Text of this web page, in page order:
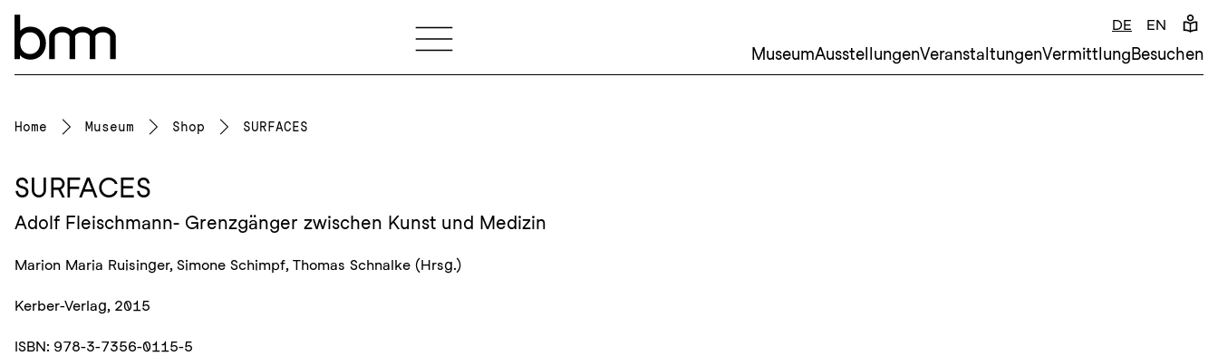
MuseumAusstellungenVeranstaltungenVermittlungBesuchen
DE EN
Home Museum Shop SURFACES
SURFACES
Adolf Fleischmann- Grenzgänger zwischen Kunst und Medizin
Marion Maria Ruisinger, Simone Schimpf, Thomas Schnalke (Hrsg.)
Kerber-Verlag, 2015
ISBN: 978-3-7356-0115-5